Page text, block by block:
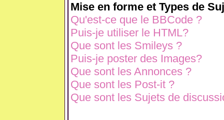
Mise en forme et Types de
Qu'est-ce que le BBCode ?
Puis-je utiliser le HTML?
Que sont les Smileys ?
Puis-je poster des Images?
Que sont les Annonces ?
Que sont les Post-it ?
Que sont les Sujets de